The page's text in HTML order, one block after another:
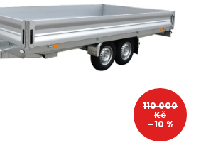
110 000
Kč
–10 %